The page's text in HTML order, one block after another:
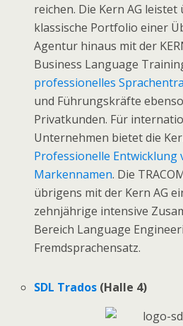
reichen. Die Kern AG leistet
klassische Portfolio einer
Agentur hinaus mit der
Business Language
professionelles
und Führungskräfte
Privatkunden. Für
Unternehmen bietet die
Professionelle Entwicklung
Markennamen. Die
übrigens mit der Kern AG
zehnjährige intensive
Bereich Language
Fremdsprachensatz.
SDL Trados (Halle 4)